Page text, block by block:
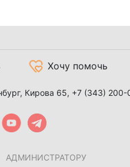
Хочу помочь
Кирова 65, +7 (343) 200-
АДМИНИСТРАТОРУ